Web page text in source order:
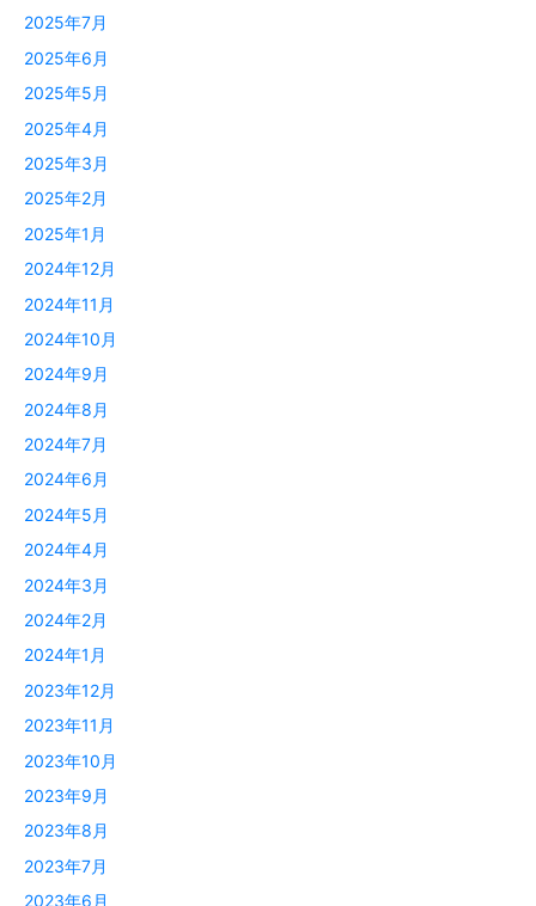
2025年7月
2025年6月
2025年5月
2025年4月
2025年3月
2025年2月
2025年1月
2024年12月
2024年11月
2024年10月
2024年9月
2024年8月
2024年7月
2024年6月
2024年5月
2024年4月
2024年3月
2024年2月
2024年1月
2023年12月
2023年11月
2023年10月
2023年9月
2023年8月
2023年7月
2023年6月